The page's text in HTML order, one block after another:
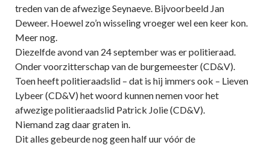
treden van de afwezige Seynaeve. Bijvoorbeeld Jan
Deweer. Hoewel zo’n wisseling vroeger wel een keer kon.
Meer nog.
Diezelfde avond van 24 september was er politieraad.
Onder voorzitterschap van de burgemeester (CD&V).
Toen heeft politieraadslid – dat is hij immers ook – Lieven
Lybeer (CD&V) het woord kunnen nemen voor het
afwezige politieraadslid Patrick Jolie (CD&V).
Niemand zag daar graten in.
Dit alles gebeurde nog geen half uur vóór de